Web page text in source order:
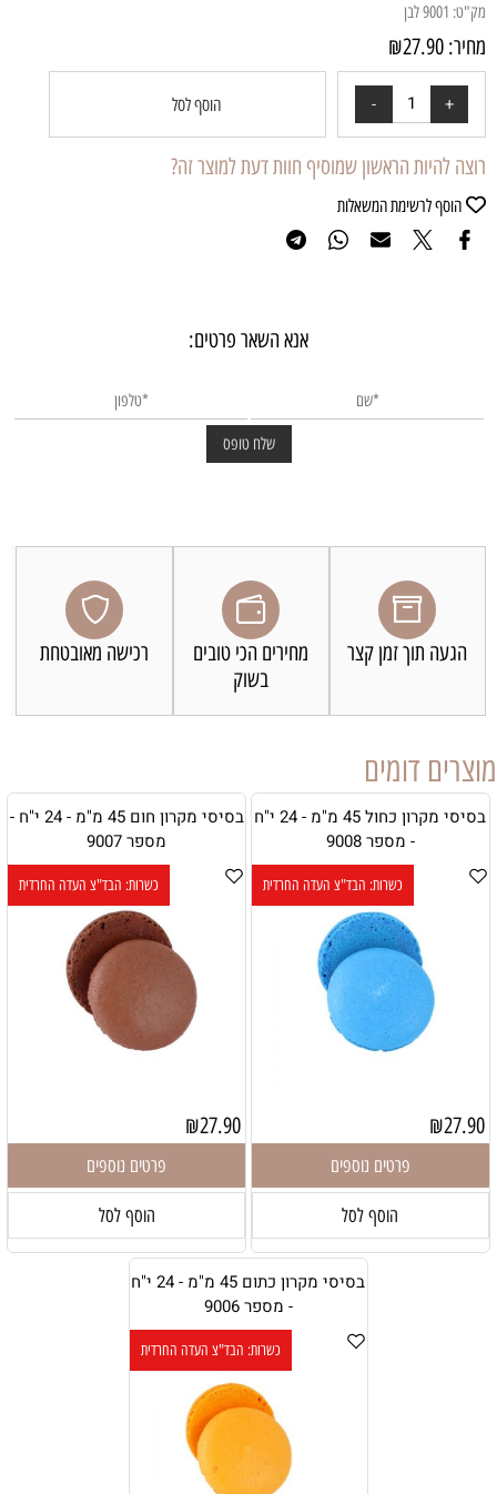
מק"ט: 9001 לבן
מחיר: ₪27.90
הוסף לסל
רוצה להיות הראשון שמוסיף חוות דעת למוצר זה?
הוסף לרשימת המשאלות
אנא השאר פרטים:
הגעה תוך זמן קצר
מחירים הכי טובים
בשוק
רכישה מאובטחת
מוצרים דומים
בסיסי מקרון כחול 45 מ"מ - 24 י"ח
- מספר 9008
כשרות: הבד"צ העדה החרדית
₪27.90
פרטים נוספים
הוסף לסל
בסיסי מקרון חום 45 מ"מ - 24 י"ח -
מספר 9007
כשרות: הבד"צ העדה החרדית
₪27.90
פרטים נוספים
הוסף לסל
בסיסי מקרון כתום 45 מ"מ - 24 י"ח
- מספר 9006
כשרות: הבד"צ העדה החרדית